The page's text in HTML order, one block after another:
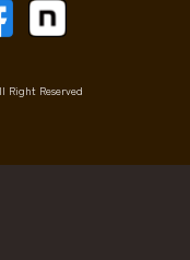
Right Reserved